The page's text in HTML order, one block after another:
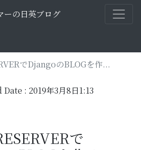
ーの日英ブログ
でDjangoのBLOGを作...
: 2019年3月8日1:13
で